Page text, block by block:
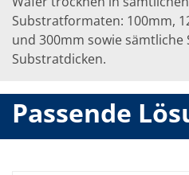
Substratformaten: 100mm,
und 300mm sowie
Substratdicken.
Passende